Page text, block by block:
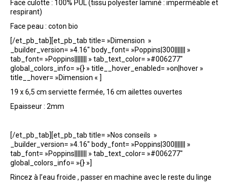
Face culotte : 100% PUL (tissu polyester laminé : imperméable et
respirant)
Face peau : coton bio
[/et_pb_tab][et_pb_tab title= »Dimension »
_builder_version= »4.16″ body_font= »Poppins|300||||||| »
tab_font= »Poppins|||||||| » tab_text_color= »#006277″
global_colors_info= »{} » title__hover_enabled= »on|hover »
title__hover= »Dimension « ]
19 x 6,5 cm serviette fermée, 16 cm ailettes ouvertes
Epaisseur : 2mm
[/et_pb_tab][et_pb_tab title= »Nos conseils »
_builder_version= »4.16″ body_font= »Poppins|300||||||| »
tab_font= »Poppins|||||||| » tab_text_color= »#006277″
global_colors_info= »{} »]
Rincez à l’eau froide , passer en machine avec le reste du linge